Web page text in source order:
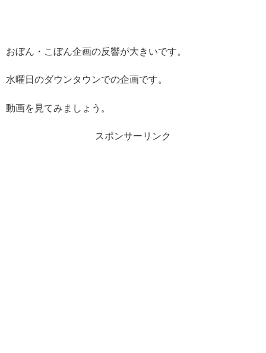
おぼん・こぼん企画の反響が大きいです。
水曜日のダウンタウンでの企画です。
動画を見てみましょう。
スポンサーリンク